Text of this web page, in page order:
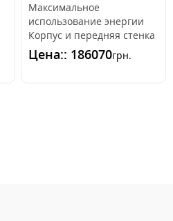
Максимальное
использование энергии
Корпус и передняя стенка
топки выдерживают
действие высоких темпе..
Цена:: 186070грн.